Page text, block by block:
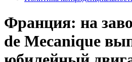
Франция: на
de Mecanique